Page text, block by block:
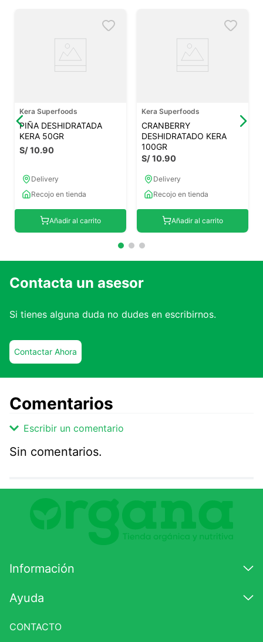
Kera Superfoods
PIÑA DESHIDRATADA
KERA 50GR
S/10.90
Delivery
Recojo en tienda
Añadir al carrito
Kera Superfoods
CRANBERRY
DESHIDRATADO KERA
100GR
S/10.90
Delivery
Recojo en tienda
Añadir al carrito
Contacta un asesor
Si tienes alguna duda no dudes en escribirnos.
Contactar Ahora
Comentarios
Escribir un comentario
Comentario
Califique el producto de 1 a 5 estrellas
★★★
Correo electrónico
Sin comentarios.
Información
Ayuda
CONTACTO